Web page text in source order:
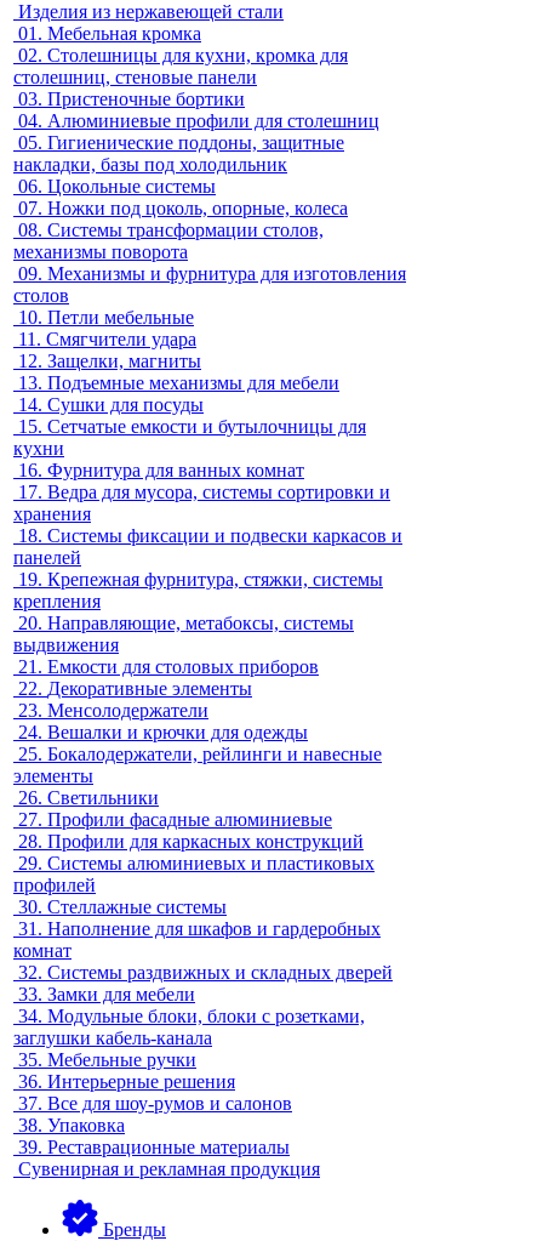
Изделия из нержавеющей стали
01. Мебельная кромка
02. Столешницы для кухни, кромка для
столешниц, стеновые панели
03. Пристеночные бортики
04. Алюминиевые профили для столешниц
05. Гигиенические поддоны, защитные
накладки, базы под холодильник
06. Цокольные системы
07. Ножки под цоколь, опорные, колеса
08. Системы трансформации столов,
механизмы поворота
09. Механизмы и фурнитура для изготовления
столов
10. Петли мебельные
11. Смягчители удара
12. Защелки, магниты
13. Подъемные механизмы для мебели
14. Сушки для посуды
15. Сетчатые емкости и бутылочницы для
кухни
16. Фурнитура для ванных комнат
17. Ведра для мусора, системы сортировки и
хранения
18. Системы фиксации и подвески каркасов и
панелей
19. Крепежная фурнитура, стяжки, системы
крепления
20. Направляющие, метабоксы, системы
выдвижения
21. Емкости для столовых приборов
22. Декоративные элементы
23. Менсолодержатели
24. Вешалки и крючки для одежды
25. Бокалодержатели, рейлинги и навесные
элементы
26. Светильники
27. Профили фасадные алюминиевые
28. Профили для каркасных конструкций
29. Системы алюминиевых и пластиковых
профилей
30. Стеллажные системы
31. Наполнение для шкафов и гардеробных
комнат
32. Системы раздвижных и складных дверей
33. Замки для мебели
34. Модульные блоки, блоки с розетками,
заглушки кабель-канала
35. Мебельные ручки
36. Интерьерные решения
37. Все для шоу-румов и салонов
38. Упаковка
39. Реставрационные материалы
Сувенирная и рекламная продукция
Бренды